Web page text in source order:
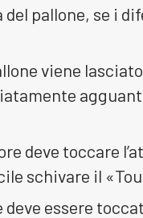
pallone, se i
viene
deve toccare
schivare il
deve essere